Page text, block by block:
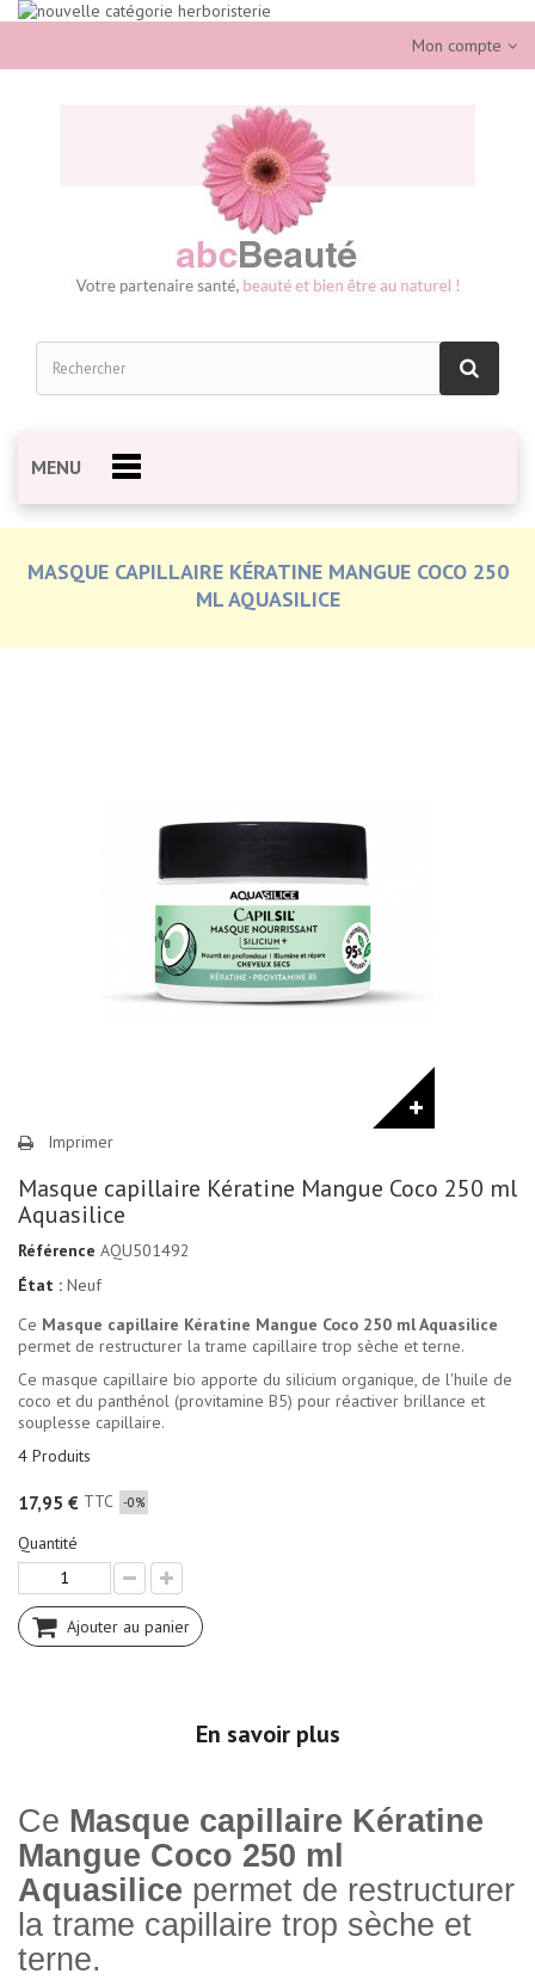
Mon compte
MENU
MASQUE CAPILLAIRE KÉRATINE MANGUE COCO 250
ML AQUASILICE
Imprimer
Masque capillaire Kératine Mangue Coco 250 ml
Aquasilice
Référence AQU501492
État : Neuf
Ce Masque capillaire Kératine Mangue Coco 250 ml Aquasilice
permet de restructurer la trame capillaire trop sèche et terne.
Ce masque capillaire bio apporte du silicium organique, de l'huile de
coco et du panthénol (provitamine B5) pour réactiver brillance et
souplesse capillaire.
4 Produits
17,95 € TTC -0%
Quantité
Ajouter au panier
En savoir plus
Ce Masque capillaire Kératine
Mangue Coco 250 ml
Aquasilice permet de restructurer
la trame capillaire trop sèche et
terne.